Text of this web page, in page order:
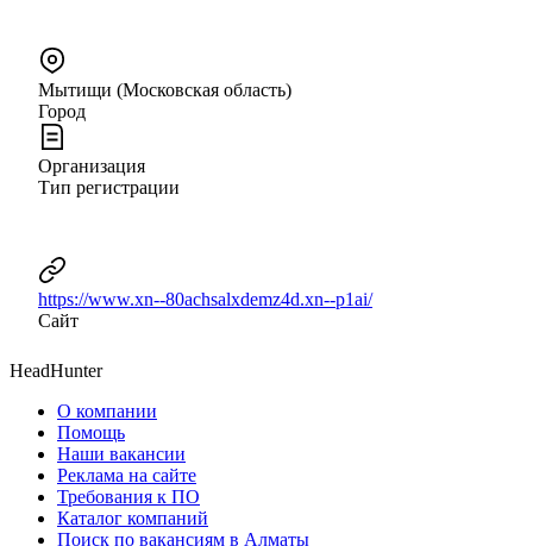
Мытищи (Московская область)
Город
Организация
Тип регистрации
https://www.xn--80achsalxdemz4d.xn--p1ai/
Сайт
HeadHunter
О компании
Помощь
Наши вакансии
Реклама на сайте
Требования к ПО
Каталог компаний
Поиск по вакансиям в Алматы